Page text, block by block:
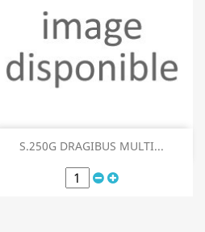
S.250G DRAGIBUS MULTI...
 Aperçu rapide